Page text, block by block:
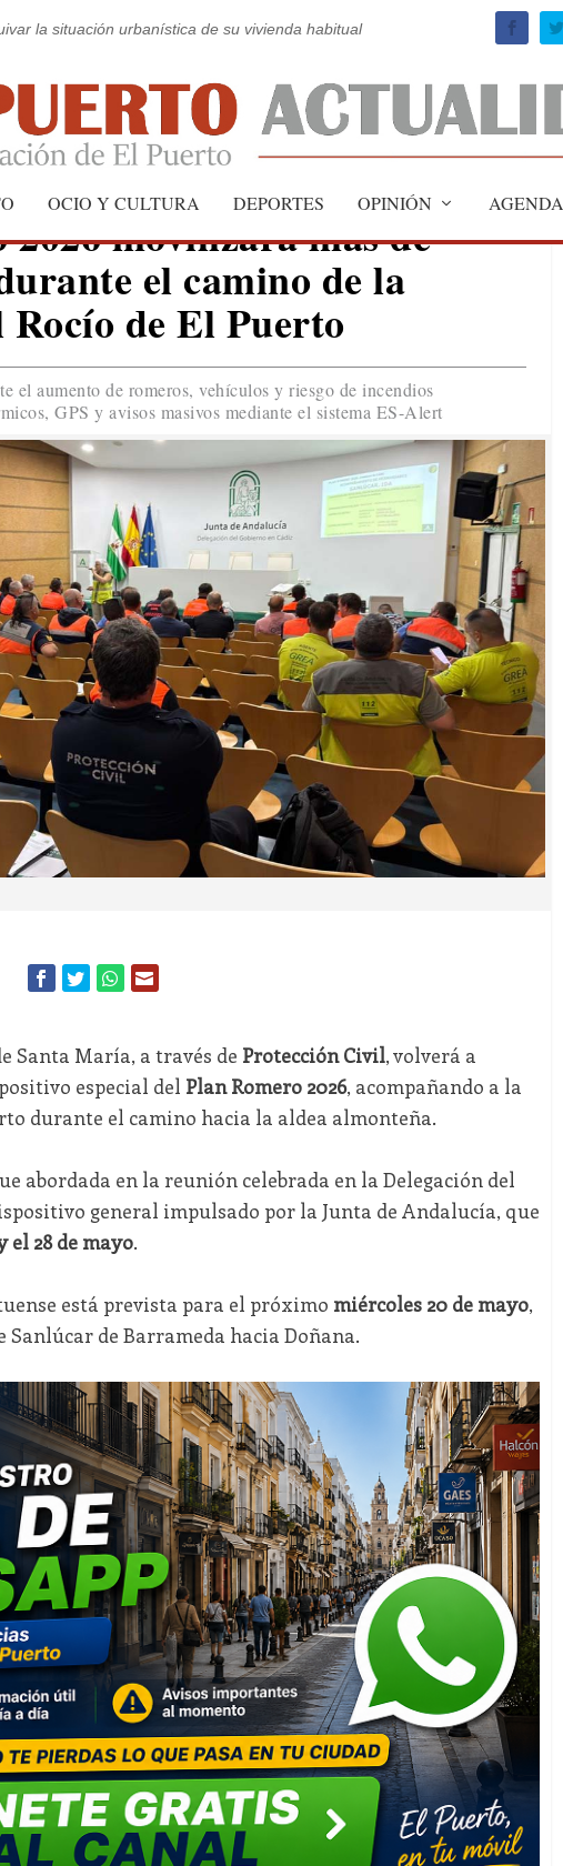
la situación urbanística de su vivienda habitual
OCIO Y CULTURA DEPORTES OPINIÓN AGENDA
movilizará más de
el camino de la
de El Puerto
el aumento de romeros, vehículos y riesgo de incendios
GPS y avisos masivos mediante el sistema ES-Alert
Santa María, a través de Protección Civil, volverá a
especial del Plan Romero 2026, acompañando a la
durante el camino hacia la aldea almonteña.
abordada en la reunión celebrada en la Delegación del
general impulsado por la Junta de Andalucía, que
el 28 de mayo.
está prevista para el próximo miércoles 20 de mayo,
de Barrameda hacia Doñana.